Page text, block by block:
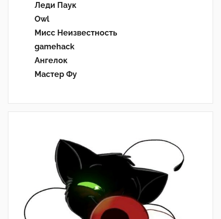
Леди Паук
Owl
Мисс Неизвестность
gamehack
Ангелок
Мастер Фу